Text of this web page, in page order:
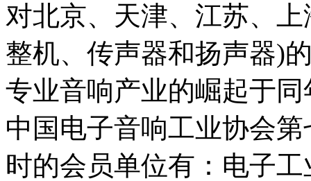
对北京、天津、江苏、
整机、传声器和扬声器)
专业音响产业的崛起于
中国电子音响工业协会
时的会员单位有：电子